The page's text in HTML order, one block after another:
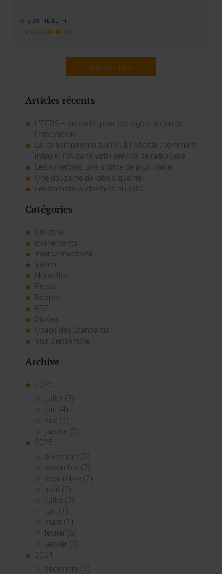
VISUS HEALTH IT
EN SAVOIR PLUS
CHARGER PLUS
Articles récents
L’EEDS – un cadre pour les règles du jeu et
l’innovation
La loi européenne sur l'IA à l'hôpital : comment
intégrer l'IA dans votre service de radiologie
Les synergies, une source de plus-value
Une douzaine de labels qualité
Les nombreux chemins du MIO
Catégories
Colonne
Événements
Interconnectivité
Interne
Nouvelles
Presse
Rapport
RSE
Stories
Usage des Standards
Vue d'ensemble
Archive
2026
juillet (3)
juin (4)
mai (1)
janvier (3)
2025
décembre (3)
novembre (2)
septembre (2)
août (2)
juillet (2)
juin (1)
mars (1)
février (3)
janvier (1)
2024
décembre (1)